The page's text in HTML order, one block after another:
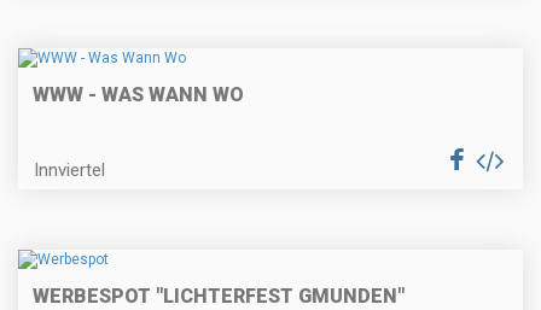
WWW - WAS WANN WO
Innviertel
WERBESPOT "LICHTERFEST GMUNDEN"